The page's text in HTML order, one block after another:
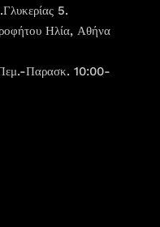
5.
Ηλία, Αθήνα
Παρασκ. 10:00-